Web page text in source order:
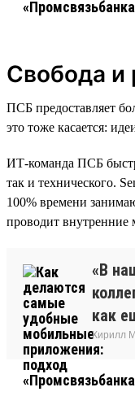
Свобода и
ПСБ предоставляет
это тоже касается:
ИТ-команда ПСБ
так и технического.
100% времени
проводит внутренние
«В
как
Кирилл